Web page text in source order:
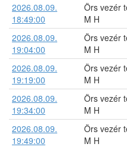
2026.08.09.
18:49:00
Örs vezér
M H
2026.08.09.
19:04:00
Örs vezér
M H
2026.08.09.
19:19:00
Örs vezér
M H
2026.08.09.
19:34:00
Örs vezér
M H
2026.08.09.
19:49:00
Örs vezér
M H